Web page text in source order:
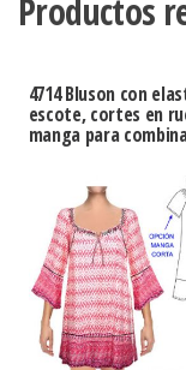
Productos
4714 Bluson con
escote, cortes en
manga para